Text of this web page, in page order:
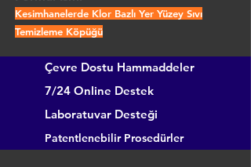
Kesimhanelerde Klor Bazlı Yer Yüzey Sıvı
Temizleme Köpüğü
Çevre Dostu Hammaddeler
7/24 Online Destek
Laboratuvar Desteği
Patentlenebilir Prosedürler